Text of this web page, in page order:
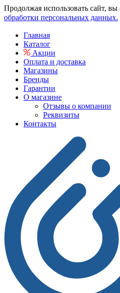
Продолжая использовать сайт, вы
обработки персональных данных.
Главная
Каталог
Акции
Оплата и доставка
Магазины
Бренды
Гарантии
О магазине
Отзывы о компании
Реквизиты
Контакты